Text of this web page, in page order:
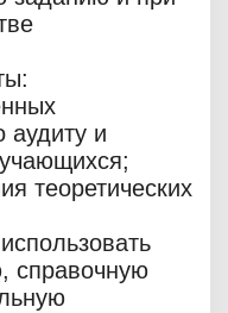
аудиту и
теоретических
справочную